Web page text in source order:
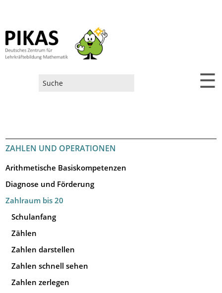
☰
ZAHLEN UND OPERATIONEN
Arithmetische Basiskompetenzen
Diagnose und Förderung
Zahlraum bis 20
Schulanfang
Zählen
Zahlen darstellen
Zahlen schnell sehen
Zahlen zerlegen